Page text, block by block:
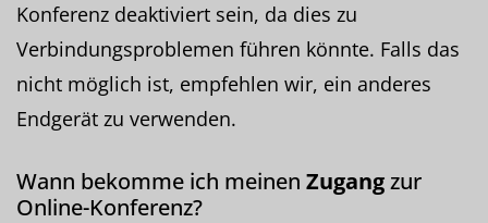
Konferenz deaktiviert sein, da dies zu
Verbindungsproblemen führen könnte. Falls das
nicht möglich ist, empfehlen wir, ein anderes
Endgerät zu verwenden.
Wann bekomme ich meinen Zugangzur
Online-Konferenz?